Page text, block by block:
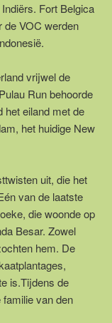
Fort Belgica
de VOC werden
vrijwel de
Run behoorde
het eiland met de
het huidige New
uit, die het
van de laatste
die woonde op
Besar. Zowel
hem. De
is.Tijdens de
van den